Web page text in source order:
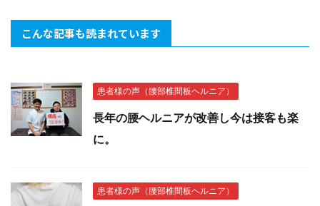
こんな記事も読まれています
患者様の声（腰部椎間板ヘルニア）
長年の腰ヘルニアが改善し今は接客も楽
に。
患者様の声（腰部椎間板ヘルニア）